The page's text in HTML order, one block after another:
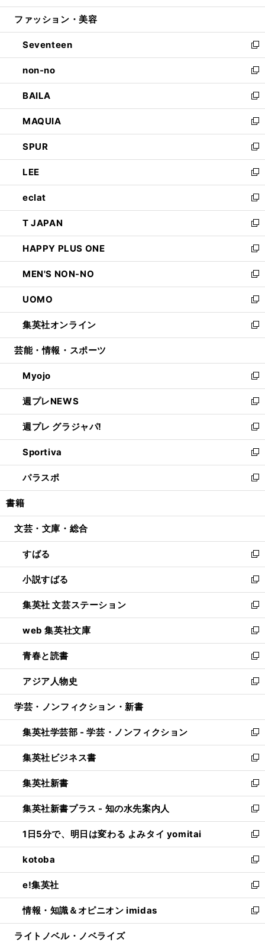
開
ウ
開
く
ン
ウ
で
開
く
ウ
ン
ド
ウ
で
開
く
ファッション・美容
Seventeen
新
し
い
ウ
ィ
ン
ド
ウ
で
開
く
non-no
新
し
い
ウ
ィ
ン
ド
ウ
で
開
く
BAILA
新
し
い
ウ
ィ
ン
ド
ウ
で
開
く
MAQUIA
新
し
い
ウ
ィ
ン
ド
ウ
で
開
く
SPUR
新
し
い
ウ
ィ
ン
ド
ウ
で
開
く
LEE
新
し
い
ウ
ィ
ン
ド
ウ
で
開
く
eclat
新
し
い
ウ
ィ
ン
ド
ウ
で
開
く
T JAPAN
新
し
い
ウ
ィ
ン
ド
ウ
で
開
HAPPY PLUS ONE
新
し
い
ウ
ィ
ン
ド
ウ
開
く
MEN'S NON-NO
新
し
い
ウ
ィ
ン
ウ
で
開
く
UOMO
新
し
い
ウ
ン
ド
ウ
で
開
く
集英社オンライン
新
し
ウ
ィ
ン
ド
ウ
で
開
く
芸能・情報・スポーツ
Myojo
新
し
い
ウ
ィ
ン
ド
ウ
で
開
週プレNEWS
新
し
い
ウ
ィ
ン
ド
ウ
開
週プレ グラジャパ!
新
し
い
ウ
ィ
ン
ウ
開
く
Sportiva
新
し
い
ウ
ン
ウ
で
開
く
パラスポ
新
し
ウ
ン
ド
ウ
で
開
く
書籍
文芸・文庫・総合
すばる
新
し
い
ウ
ィ
ン
ド
ウ
で
開
く
小説すばる
新
し
い
ウ
ィ
ン
ド
ウ
で
開
集英社 文芸ステーション
新
し
い
ウ
ィ
ン
ド
ウ
開
く
web 集英社文庫
新
し
い
ウ
ィ
ン
ウ
で
開
く
青春と読書
新
し
い
ウ
ン
ド
ウ
で
開
く
アジア人物史
新
し
ウ
ィ
ン
ド
ウ
で
開
く
学芸・ノンフィクション・新書
集英社学芸部 - 学芸・ノンフィクション
新
し
い
ウ
ィ
ン
ド
ウ
で
開
く
集英社ビジネス書
新
し
い
ウ
ィ
ン
ド
ウ
で
開
く
集英社新書
新
し
い
ウ
ィ
ン
ド
ウ
で
開
く
集英社新書プラス - 知の水先案内人
新
し
い
ウ
ィ
ン
ド
ウ
で
開
1日5分で、明日は変わる よみタイ yomitai
新
し
い
ウ
ィ
ン
ド
ウ
kotoba
新
し
い
ウ
ィ
ン
e!集英社
新
し
い
ウ
情報・知識＆オピニオン imidas
新
し
ライトノベル・ノベライズ